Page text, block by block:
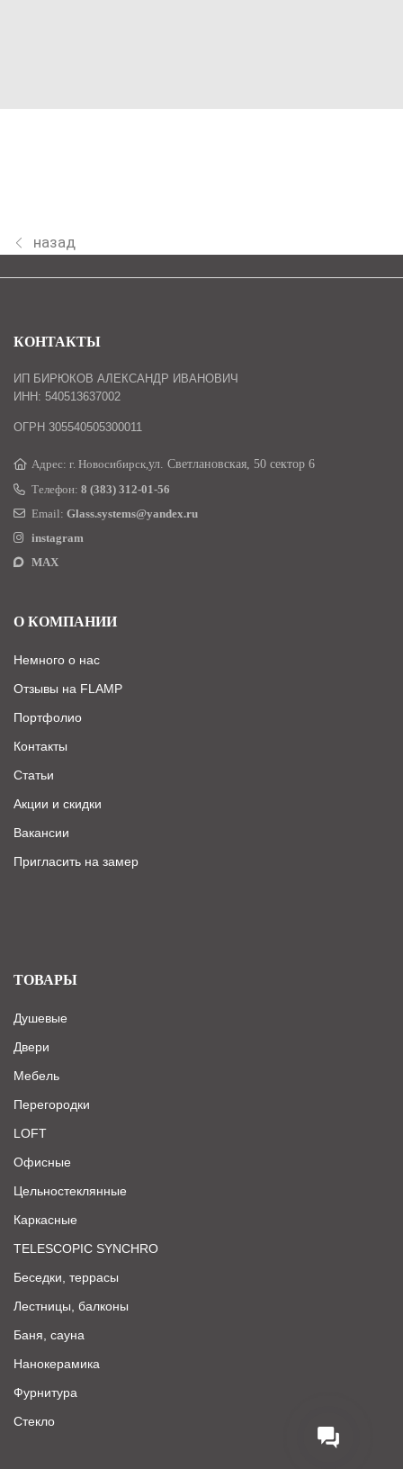
назад
КОНТАКТЫ
ИП БИРЮКОВ АЛЕКСАНДР ИВАНОВИЧ
ИНН: 540513637002
ОГРН 305540505300011
Адрес: г. Новосибирск,ул. Светлановская, 50 сектор 6
Телефон: 8 (383) 312-01-56
Email: Glass.systems@yandex.ru
instagram
MAX
О КОМПАНИИ
Немного о нас
Отзывы на FLAMP
Портфолио
Контакты
Статьи
Акции и скидки
Вакансии
Пригласить на замер
ТОВАРЫ
Душевые
Двери
Мебель
Перегородки
LOFT
Офисные
Цельностеклянные
Каркасные
TELESCOPIC SYNCHRO
Беседки, террасы
Лестницы, балконы
Баня, сауна
Нанокерамика
Фурнитура
Стекло